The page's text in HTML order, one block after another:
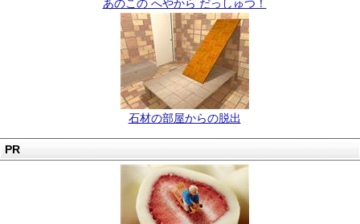
あのこの へやから だっしゅつ！
石材の部屋からの脱出
PR